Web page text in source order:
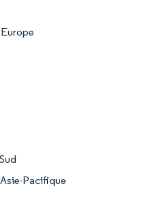
Pacifique